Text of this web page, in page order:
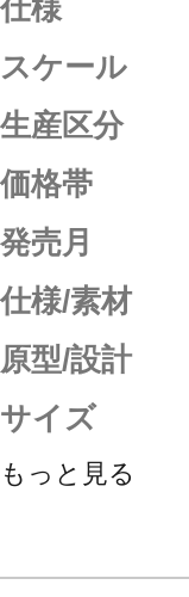
仕様
スケール
生産区分
価格帯
発売月
仕様/素材
原型/設計
サイズ
もっと見る